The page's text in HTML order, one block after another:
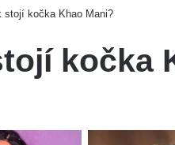
stojí kočka Khao Mani?
kočka